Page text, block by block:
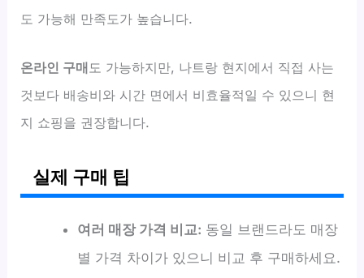
도 가능해 만족도가 높습니다.
온라인 구매도 가능하지만, 나트랑 현지에서 직접 사는
것보다 배송비와 시간 면에서 비효율적일 수 있으니 현
지 쇼핑을 권장합니다.
실제 구매 팁
여러 매장 가격 비교: 동일 브랜드라도 매장
별 가격 차이가 있으니 비교 후 구매하세요.